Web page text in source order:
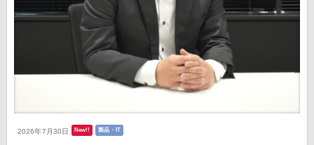
2026年7月30日 New!! 製品・IT